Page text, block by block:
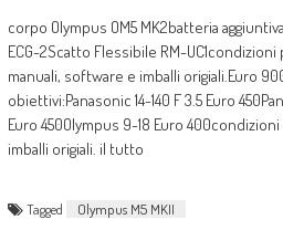
corpo Olympus OM5 MK2batteria
ECG-2Scatto Flessibile RM-
manuali, software e imballi origiali.Euro
obiettivi:Panasonic 14-140 F 3.5 Euro
Euro 450Olympus 9-18 Euro
imballi origiali. il tutto
Tagged Olympus M5 MKII